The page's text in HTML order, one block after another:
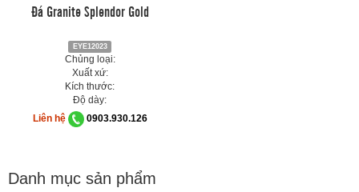
Đá Granite Splendor Gold
EYE12023
Chủng loại:
Xuất xứ:
Kích thước:
Độ dày:
Liên hệ
0903.930.126
Danh mục sản phẩm